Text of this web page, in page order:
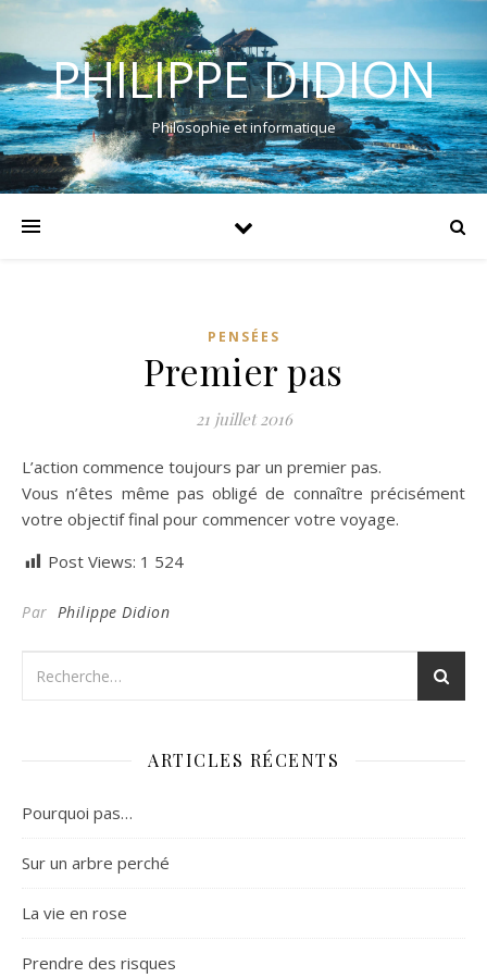
PHILIPPE DIDION
Philosophie et informatique
PENSÉES
Premier pas
21 juillet 2016
L’action commence toujours par un premier pas.
Vous n’êtes même pas obligé de connaître précisément
votre objectif final pour commencer votre voyage.
Post Views: 1 524
Par Philippe Didion
ARTICLES RÉCENTS
Pourquoi pas…
Sur un arbre perché
La vie en rose
Prendre des risques